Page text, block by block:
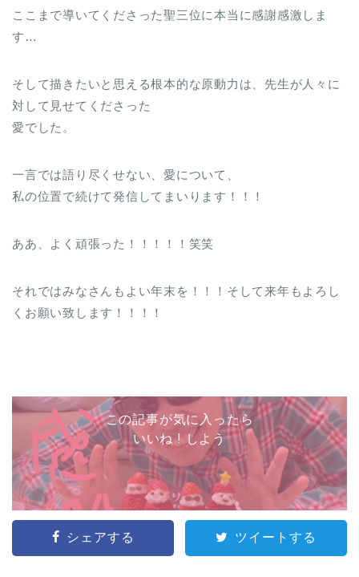
ここまで導いてくださった聖三位に本当に感謝感激しま
す…
そして描きたいと思える根本的な原動力は、先生が人々に
対して見せてくださった
愛でした。
一言では語り尽くせない、愛について、
私の位置で続けて発信してまいります！！！
ああ、よく頑張った！！！！！笑笑
それではみなさんもよい年末を！！！そして来年もよろし
くお願い致します！！！！
この記事が気に入ったら
いいね ! しよう
シェアする ツイートする